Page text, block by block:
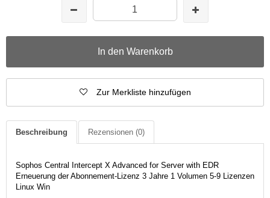
In den Warenkorb
Zur Merkliste hinzufügen
Beschreibung Rezensionen (0)
Sophos Central Intercept X Advanced for Server with EDR
Erneuerung der Abonnement-Lizenz 3 Jahre 1 Volumen 5-9 Lizenzen
Linux Win